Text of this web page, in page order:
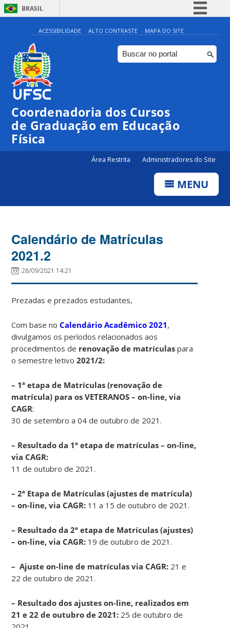
BRASIL
Simplifique!
Comunica BR
Participe
Canais
ACESSIBILIDADE ALTO CONTRASTE MAPA DO SITE
Coordenadoria dos Cursos
de Graduação em Educação
Física
Área Restrita Administradores do Site
MENU
Calendário de Matrículas
2021.2
28/09/2021 14:21
Prezadas e prezados estudantes,
Com base noCalendário Acadêmico 2021,
divulgamos os períodos relacionados aos
procedimentos de renovação de matrículas para
o semestre letivo2021/2:
– 1ª etapa de Matrículas (renovação de
matrícula) para os VETERANOS – on-line, via
CAGR:
30 de setembro a 04 de outubro de 2021.
– Resultado da 1ª etapa de matrículas – on-line,
via CAGR:
11 de outubro de 2021.
– 2ª Etapa de Matrículas (ajustes de matrícula)
– on-line, via CAGR: 11 a 15 de outubro de 2021.
– Resultado da 2ª etapa de Matrículas (ajustes)
– on-line, via CAGR: 19 de outubro de 2021.
– Ajuste on-line de matrículas via CAGR: 21 e
22 de outubro de 2021.
– Resultado dos ajustes on-line, realizados em
21 e 22 de outubro de 2021: 25 de outubro de